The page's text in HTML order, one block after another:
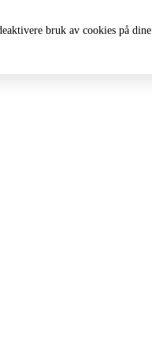
bruk av cookies på dine